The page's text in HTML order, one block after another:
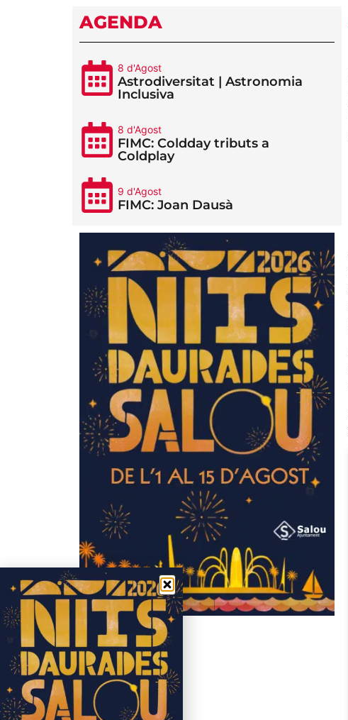
AGENDA
8 d'Agost
Astrodiversitat | Astronomia
Inclusiva
8 d'Agost
FIMC: Coldday tributs a
Coldplay
9 d'Agost
FIMC: Joan Dausà